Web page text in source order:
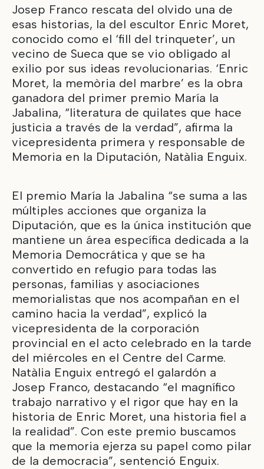
Josep Franco rescata del olvido una de
esas historias, la del escultor Enric Moret,
conocido como el ‘fill del trinqueter’, un
vecino de Sueca que se vio obligado al
exilio por sus ideas revolucionarias. ‘Enric
Moret, la memòria del marbre’ es la obra
ganadora del primer premio María la
Jabalina, “literatura de quilates que hace
justicia a través de la verdad”, afirma la
vicepresidenta primera y responsable de
Memoria en la Diputación, Natàlia Enguix.
El premio María la Jabalina “se suma a las
múltiples acciones que organiza la
Diputación, que es la única institución que
mantiene un área específica dedicada a la
Memoria Democrática y que se ha
convertido en refugio para todas las
personas, familias y asociaciones
memorialistas que nos acompañan en el
camino hacia la verdad”, explicó la
vicepresidenta de la corporación
provincial en el acto celebrado en la tarde
del miércoles en el Centre del Carme.
Natàlia Enguix entregó el galardón a
Josep Franco, destacando “el magnífico
trabajo narrativo y el rigor que hay en la
historia de Enric Moret, una historia fiel a
la realidad”. Con este premio buscamos
que la memoria ejerza su papel como pilar
de la democracia”, sentenció Enguix.